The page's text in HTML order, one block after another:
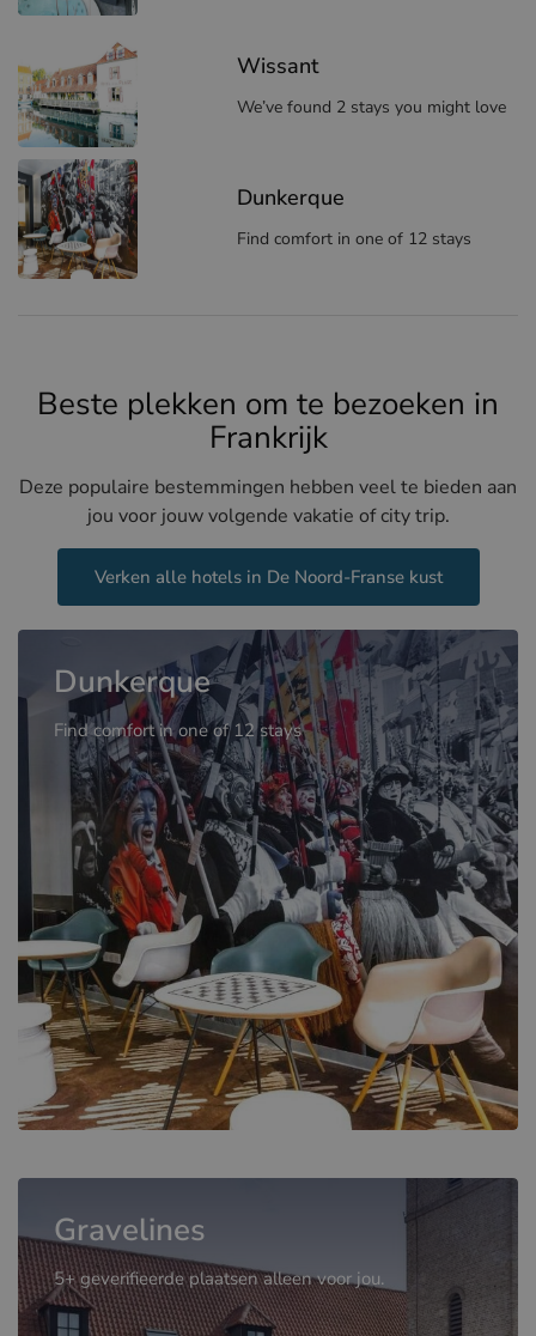
Wissant
We’ve found 2 stays you might love
Dunkerque
Find comfort in one of 12 stays
Beste plekken om te bezoeken in
Frankrijk
Deze populaire bestemmingen hebben veel te bieden aan
jou voor jouw volgende vakatie of city trip.
Verken alle hotels in De Noord-Franse kust
Dunkerque
Find comfort in one of 12 stays
Gravelines
5+ geverifieerde plaatsen alleen voor jou.